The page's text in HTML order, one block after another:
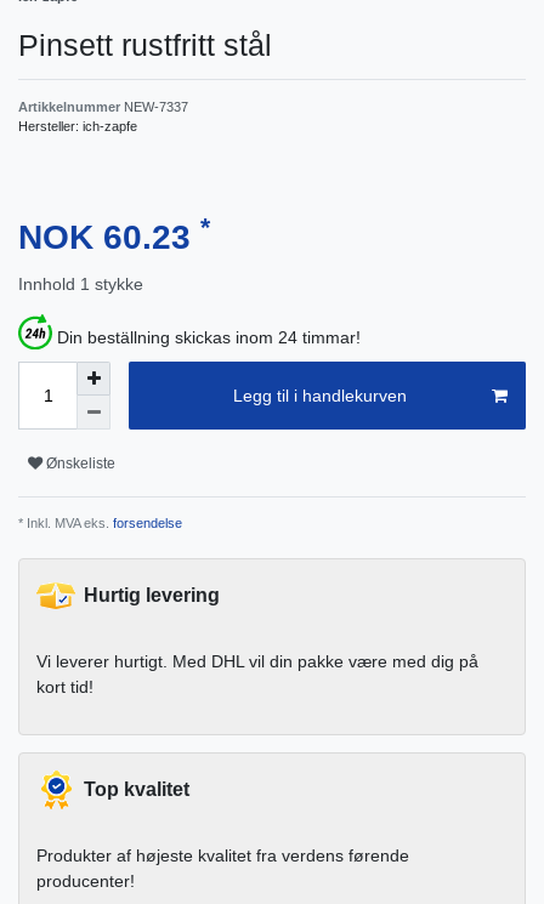
Pinsett rustfritt stål
Artikkelnummer NEW-7337
Hersteller: ich-zapfe
NOK 60.23 *
Innhold 1 stykke
Din beställning skickas inom 24 timmar!
Legg til i handlekurven
Ønskeliste
* Inkl. MVA eks. forsendelse
Hurtig levering
Vi leverer hurtigt. Med DHL vil din pakke være med dig på
kort tid!
Top kvalitet
Produkter af højeste kvalitet fra verdens førende
producenter!